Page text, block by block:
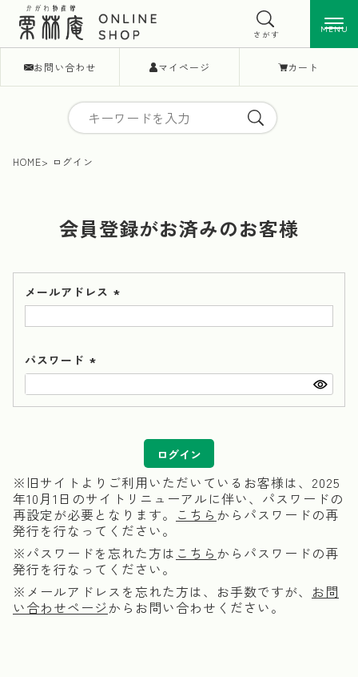
お問い合わせ マイページ カート
MENU
さがす MENU
HOME ログイン
会員登録がお済みのお客様
メールアドレス
(必
須)
パスワード
(必
須)
ログイン
※旧サイトよりご利用いただいているお客様は、2025
年10月1日のサイトリニューアルに伴い、パスワードの
再設定が必要となります。 こちら からパスワードの再
発行を行なってください。
※パスワードを忘れた方は こちら からパスワードの再
発行を行なってください。
※メールアドレスを忘れた方は、お手数ですが、 お問
い合わせページからお問い合わせください。